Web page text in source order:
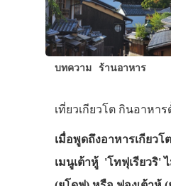
บทความ ร้านอาหาร
เที่ยวเกียวโต กินอาหาร
เมื่อพูดถึงอาหารเกียว
เมนูเต้าหู้ 'โทฟุเรียวริ'